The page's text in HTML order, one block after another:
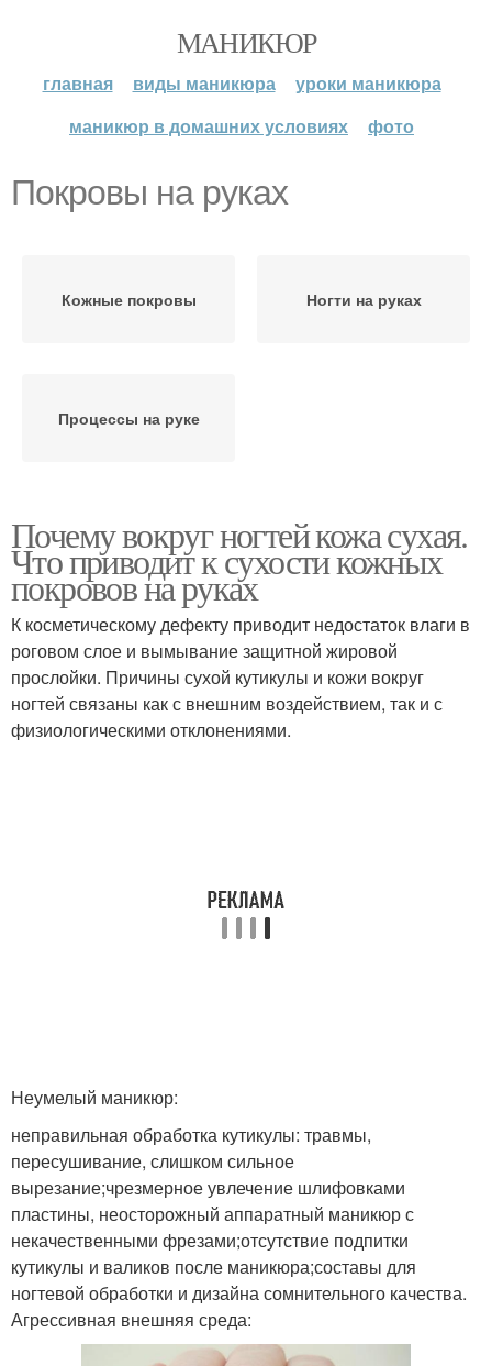
МАНИКЮР
главная виды маникюра
уроки маникюра
маникюр в домашних условиях
фото
Покровы на руках
Кожные покровы Ногти на руках
Процессы на руке
Почему вокруг ногтей кожа сухая.
Что приводит к сухости кожных
покровов на руках
К косметическому дефекту приводит недостаток влаги в
роговом слое и вымывание защитной жировой
прослойки. Причины сухой кутикулы и кожи вокруг
ногтей связаны как с внешним воздействием, так и с
физиологическими отклонениями.
Неумелый маникюр:
неправильная обработка кутикулы: травмы,
пересушивание, слишком сильное
вырезание;чрезмерное увлечение шлифовками
пластины, неосторожный аппаратный маникюр с
некачественными фрезами;отсутствие подпитки
кутикулы и валиков после маникюра;составы для
ногтевой обработки и дизайна сомнительного качества.
Агрессивная внешняя среда: